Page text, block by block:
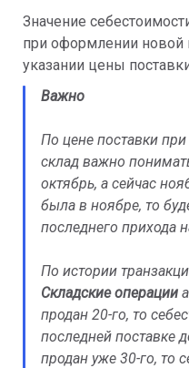
Значение
при оформлении новой
указании цены
Важно
По цене поставки
склад важно
октябрь, а сейчас
была в ноябре, то
последнего прихода
По истории
Складские операции
продан 20-го, то
последней поставке
продан уже 30-го, то